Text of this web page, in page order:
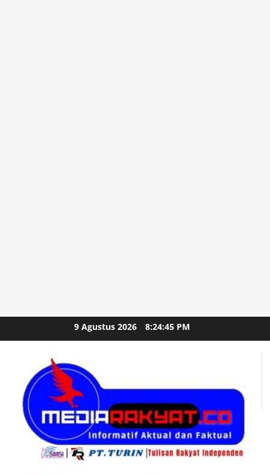
to
9 Agustus 2026 8:24:46 PM